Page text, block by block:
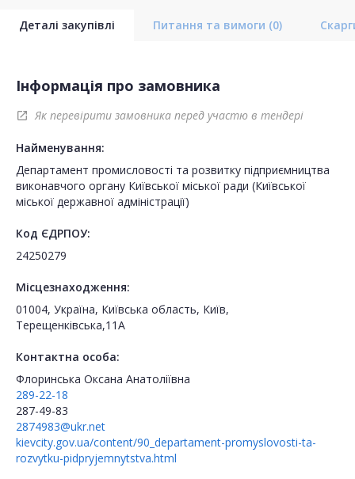
Деталі закупівлі Питання та вимоги (0)
Інформація про замовника
open_in_new Як перевірити замовника перед участю в тендері
Найменування:
Департамент промисловості та розвитку підприємництва
виконавчого органу Київської міської ради (Київської
міської державної адміністрації)
Код ЄДРПОУ:
24250279
Місцезнаходження:
01004, Україна, Київська область, Київ,
Терещенківська,11А
Контактна особа:
Флоринська Оксана Анатоліївна
289-22-18
287-49-83
2874983@ukr.net
kievcity.gov.ua/content/90_departament-promyslovosti-ta-
rozvytku-pidpryjemnytstva.html